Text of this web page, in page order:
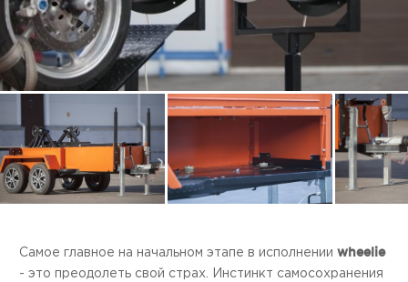
Самое главное на начальном этапе в исполненииwheelie
- это преодолеть свой страх. Инстинкт самосохранения